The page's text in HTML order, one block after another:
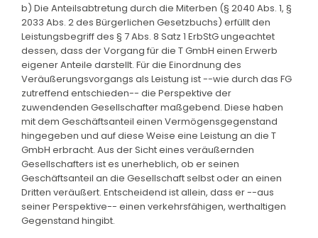
b) Die Anteilsabtretung durch die Miterben (§ 2040 Abs. 1, §
2033 Abs. 2 des Bürgerlichen Gesetzbuchs) erfüllt den
Leistungsbegriff des § 7 Abs. 8 Satz 1 ErbStG ungeachtet
dessen, dass der Vorgang für die T GmbH einen Erwerb
eigener Anteile darstellt. Für die Einordnung des
Veräußerungsvorgangs als Leistung ist --wie durch das FG
zutreffend entschieden-- die Perspektive der
zuwendenden Gesellschafter maßgebend. Diese haben
mit dem Geschäftsanteil einen Vermögensgegenstand
hingegeben und auf diese Weise eine Leistung an die T
GmbH erbracht. Aus der Sicht eines veräußernden
Gesellschafters ist es unerheblich, ob er seinen
Geschäftsanteil an die Gesellschaft selbst oder an einen
Dritten veräußert. Entscheidend ist allein, dass er --aus
seiner Perspektive-- einen verkehrsfähigen, werthaltigen
Gegenstand hingibt.